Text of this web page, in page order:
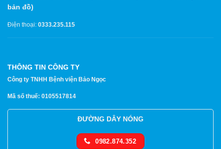
bản đồ)
Điện thoại: 0333.235.115
THÔNG TIN CÔNG TY
Công ty TNHH Bệnh viện Bảo Ngọc
Mã số thuế: 0105517814
ĐƯỜNG DÂY NÓNG
0982.874.352